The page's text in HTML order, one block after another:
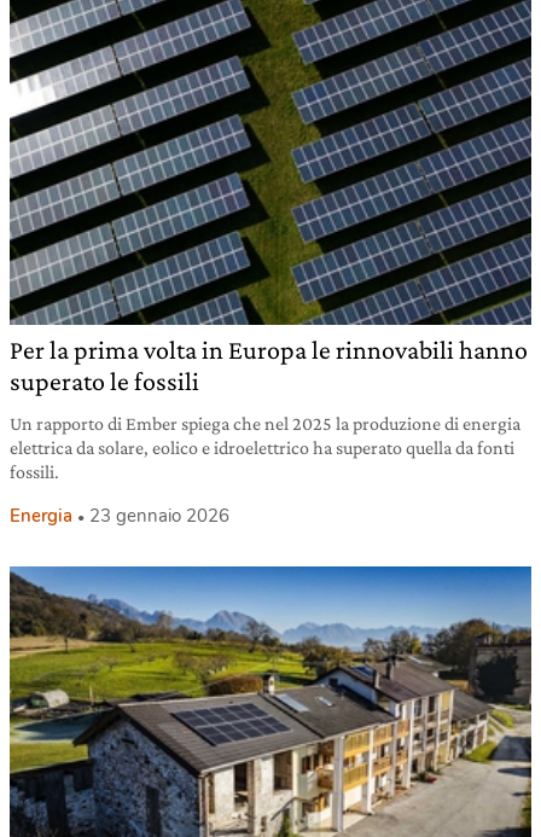
Per la prima volta in Europa le rinnovabili hanno
superato le fossili
Un rapporto di Ember spiega che nel 2025 la produzione di energia
elettrica da solare, eolico e idroelettrico ha superato quella da fonti
fossili.
Energia 23 gennaio 2026